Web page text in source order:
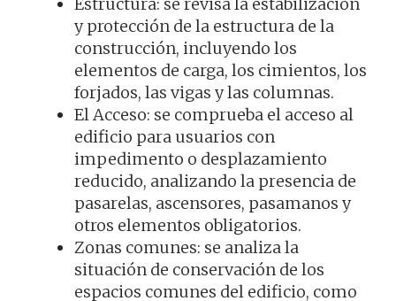
Estructura: se revisa la estabilización
y protección de la estructura de la
construcción, incluyendo los
elementos de carga, los cimientos, los
forjados, las vigas y las columnas.
El Acceso: se comprueba el acceso al
edificio para usuarios con
impedimento o desplazamiento
reducido, analizando la presencia de
pasarelas, ascensores, pasamanos y
otros elementos obligatorios.
Zonas comunes: se analiza la
situación de conservación de los
espacios comunes del edificio, como